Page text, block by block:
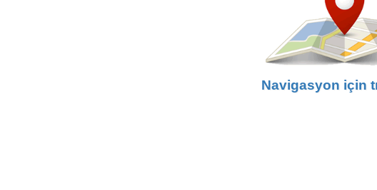
Navigasyon için